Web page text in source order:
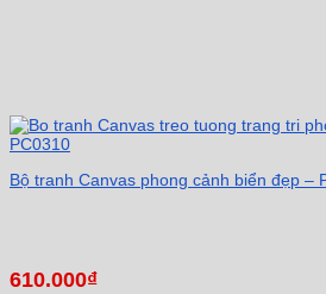
Bộ tranh Canvas phong cảnh biển đẹp –
610.000₫